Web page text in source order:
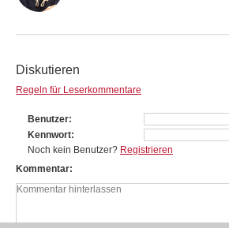
Diskutieren
Regeln für Leserkommentare
Benutzer
Kennwort
Noch kein Benutzer? Registrieren
Kommentar